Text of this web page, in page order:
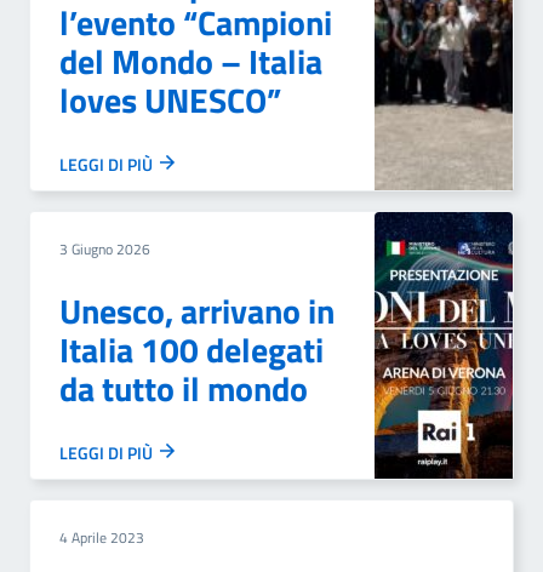
l’evento “Campioni
del Mondo – Italia
loves UNESCO”
LEGGI DI PIÙ
3 Giugno 2026
Unesco, arrivano in
Italia 100 delegati
da tutto il mondo
LEGGI DI PIÙ
4 Aprile 2023